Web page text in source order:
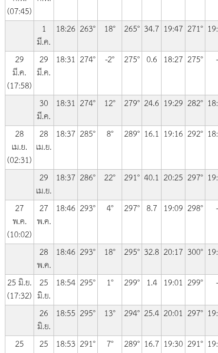
(07:45)
1
มี.ค.
18:26 263° 18° 265° 34.7 19:47 271°
29
มี.ค.
(17:58)
29
มี.ค.
18:31 274° -2° 275° 0.6 18:27 275° -
30
มี.ค.
18:31 274° 12° 279° 24.6 19:29 282°
28
เม.ย.
(02:31)
28
เม.ย.
18:37 285° 8° 289° 16.1 19:16 292°
29
เม.ย.
18:37 286° 22° 291° 40.1 20:25 297°
27
พ.ค.
(10:02)
27
พ.ค.
18:46 293° 4° 297° 8.7 19:09 298° -
28
พ.ค.
18:46 293° 18° 295° 32.8 20:17 300°
25 มิ.ย.
(17:32)
25
มิ.ย.
18:54 295° 1° 299° 1.4 19:01 299°
-
26
มิ.ย.
18:55 295° 13° 294° 25.4 20:01 297°
25
25 18:53 291° 7° 289° 16.7 19:30 291°